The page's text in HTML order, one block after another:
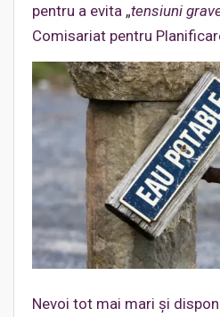
pentru a evita „tensiuni
Comisariat pentru
Nevoi tot mai mari și